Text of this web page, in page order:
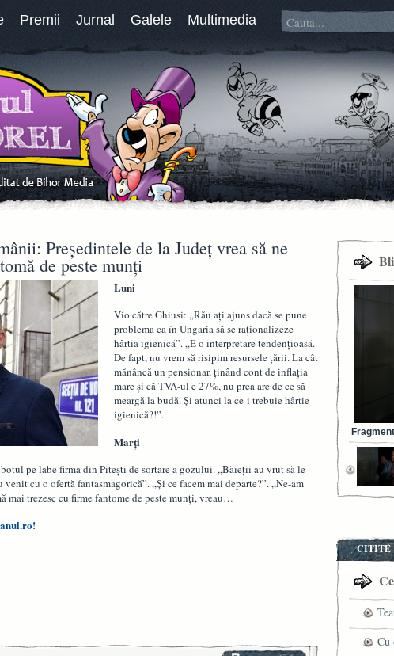
Premii Jurnal Galele Multimedia
Președintele de la Județ vrea să ne
de peste munți
Luni
Vio către Ghiusi: „Rău ați ajuns dacă se pune
problema ca în Ungaria să se raționalizeze
hârtia igienică”. „E o interpretare tendențioasă.
De fapt, nu vrem să risipim resursele țării. La cât
mănâncă un pensionar, ținând cont de inflația
mare și că TVA-ul e 27%, nu prea are de ce să
meargă la budă. Și atunci la ce-i trebuie hârtie
igienică?!”.
Marți
pe labe firma din Pitești de sortare a gozului. „Băieții au vrut să le
cu o ofertă fantasmagorică”. „Și ce facem mai departe?”. „Ne-am
mai trezesc cu firme fantome de peste munți, vreau…
CITITE
Cu